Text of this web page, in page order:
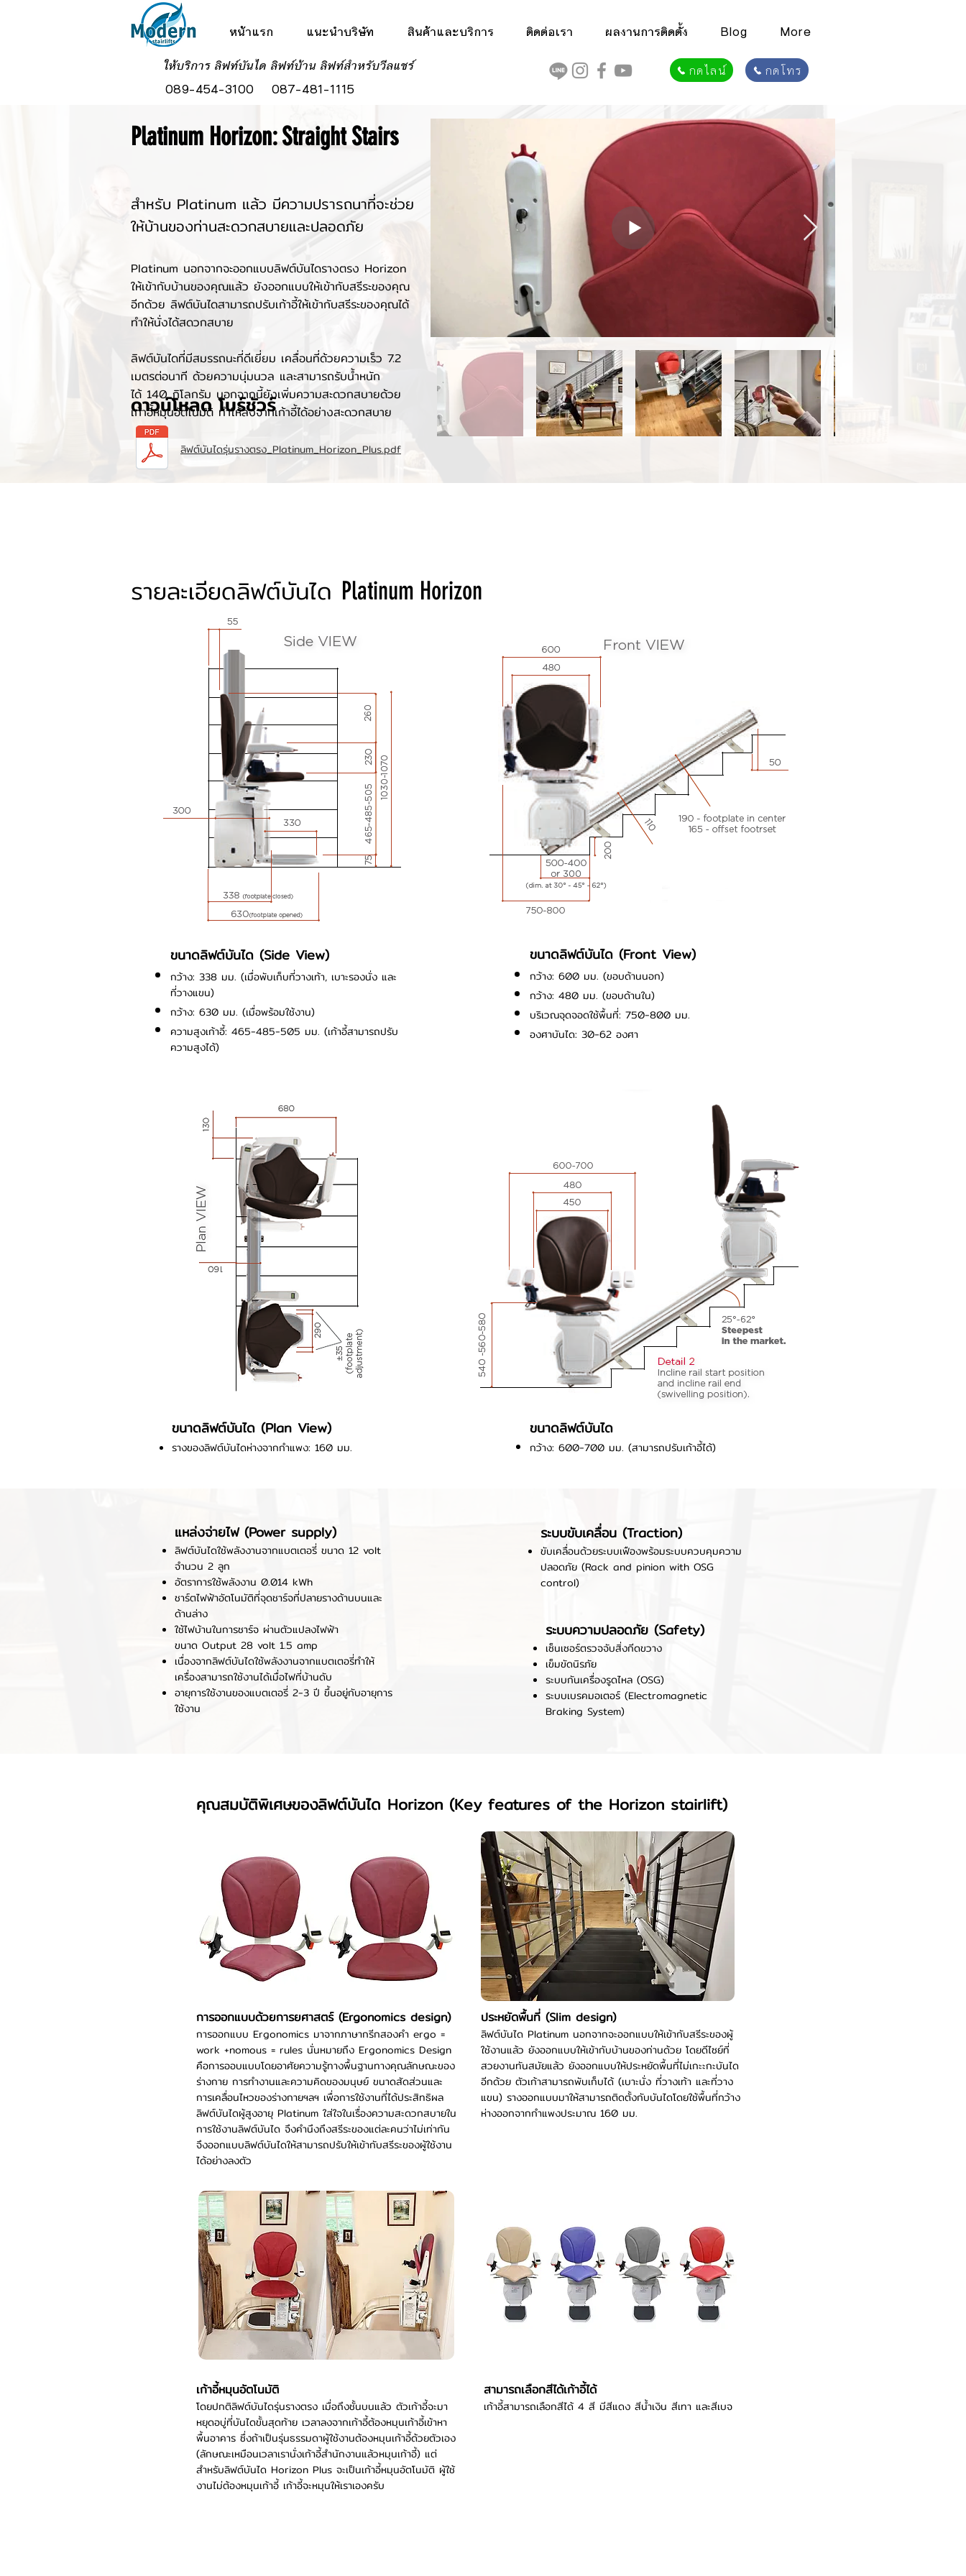
หน้าแรก แนะนำบริษัท สินค้าและบริการ ติดต่อเรา ผลงานการติดตั้ง Blog
More
ให้บริการ ลิฟท์บันได ลิฟท์บ้าน ลิฟท์สำหรับวีลแชร์
กดไลน์
กดโทร
087-481-1115
089-454-3100
ดาวน์โหลด โบร์ชัวร์
ลิฟต์บันไดรุ่นรางตรง_Platinum_Horizon_Plus.pdf
Platinum Horizon: Straight Stairs
สำหรับ Platinum แล้ว มีความปรารถนาที่จะช่วย
ให้บ้านของท่านสะดวกสบายและปลอดภัย
Platinum นอกจากจะออกแบบลิฟต์บันไดรางตรง Horizon
ให้เข้ากับบ้านของคุณแล้ว ยังออกแบบให้เข้ากับสรีระของคุณ
อีกด้วย ลิฟต์บันไดสามารถปรับเก้าอี้ให้เข้ากับสรีระของคุณได้
ทำให้นั่งได้สดวกสบาย
ลิฟต์บันไดที่มีสมรรถนะที่ดีเยี่ยม เคลื่อนที่ด้วยความเร็ว 7.2
เมตรต่อนาที ด้วยความนุ่มนวล และสามารถรับน้ำหนัก
ได้ 140 กิโลกรัม นอกจากนี้ยังเพิ่มความสะดวกสบายด้วย
เก้าอี้หมุนอัตโนมัติ ทำให้ลงจากเก้าอี้ได้อย่างสะดวกสบาย
รายละเอียดลิฟต์บันได Platinum Horizon
ขนาดลิฟต์บันได (Side View)
กว้าง: 338 มม. (เมื่อพับเก็บที่วางเท้า, เบาะรองนั่ง และ
ที่วางแขน)
กว้าง: 630 มม. (เมื่อพร้อมใช้งาน)
ความสูงเก้าอี้: 465-485-505 มม. (เก้าอี้สามารถปรับ
ความสูงได้)
ขนาดลิฟต์บันได (Plan View)
รางของลิฟต์บันไดห่างจากกำแพง: 160 มม.
ขนาดลิฟต์บันได (Front View)
กว้าง: 600 มม. (ขอบด้านนอก)
กว้าง: 480 มม. (ขอบด้านใน)
บริเวณจุดจอดใช้พื้นที่: 750-800 มม.
องศาบันได: 30-62 องศา
ขนาดลิฟต์บันได
กว้าง: 600-700 มม. (สามารถปรับเก้าอี้ได้)
แหล่งจ่ายไฟ (Power supply)
ลิฟต์บันไดใช้พลังงานจากแบตเตอรี่ ขนาด 12 volt
จำนวน 2 ลูก
อัตราการใช้พลังงาน 0.014 kWh
ชาร์ตไฟฟ้าอัตโนมัติที่จุดชาร์จที่ปลายรางด้านบนและ
ด้านล่าง
ใช้ไฟบ้านในการชาร์จ ผ่านตัวแปลงไฟฟ้า
ขนาด Output 28 volt 1.5 amp
เนื่องจากลิฟต์บันไดใช้พลังงานจากแบตเตอรี่ทำให้
เครื่องสามารถใช้งานได้เมื่อไฟที่บ้านดับ
อายุการใช้งานของแบตเตอรี่ 2-3 ปี ขึ้นอยู่กับอายุการ
ใช้งาน
ระบบขับเคลื่อน (Traction)
ขับเคลื่อนด้วยระบบเฟืองพร้อมระบบควบคุมความ
ปลอดภัย (Rack and pinion with OSG
control)
ระบบความปลอดภัย (Safety)
เซ็นเซอร์ตรวจจับสิ่งกีดขวาง
เข็มขัดนิรภัย
ระบบกันเครื่องรูดไหล (OSG)
ระบบเบรคมอเตอร์ (Electromagnetic
Braking System)
คุณสมบัติพิเศษของลิฟต์บันได Horizon (Key features of the Horizon stairlift)
การออกแบบด้วยการยศาสตร์ (Ergonomics design)
การออกแบบ Ergonomics มาจากภาษากรีกสองคำ ergo =
work +nomous = rules นั่นหมายถึง Ergonomics Design
คือการออบแบบโดยอาศัยความรู้ทางพื้นฐานทางคุณลักษณะของ
ร่างกาย การทำงานและความคิดของมนุษย์ ขนาดสัดส่วนและ
การเคลื่อนไหวของร่างกายฯลฯ เพื่อการใช้งานที่ได้ประสิทธิผล
ลิฟต์บันไดผู้สูงอายุ Platinum ใส่ใจในเรื่องความสะดวกสบายใน
การใช้งานลิฟต์บันได จึงคำนึงถึงสรีระของแต่ละคนว่าไม่เท่ากัน
จึงออกแบบลิฟต์บันไดให้สามารถปรับให้เข้ากับสรีระของผู้ใช้งาน
ได้อย่างลงตัว
ประหยัดพื้นที่ (Slim design)
ลิฟต์บันได Platinum นอกจากจะออกแบบให้เข้ากับสรีระของผู้
ใช้งานแล้ว ยังออกแบบให้เข้ากับบ้านของท่านด้วย โดยดีไซย์ที่
สวยงานทันสมัยแล้ว ยังออกแบบให้ประหยัดพื้นที่ไม่เกะะกะบันได
อีกด้วย ตัวเก้าสามารถพับเก็บได้ (เบาะนั่ง ที่วางเท้า และที่วาง
แขน) รางออกแบบมาให้สามารถติดตั้งกับบันไดโดยใช้พื้นที่กว้าง
ห่างออกจากกำแพงประมาณ 160 มม.
เก้าอี้หมุนอัตโนมัติ
โดยปกติลิฟต์บันไดรุ่นรางตรง เมื่อถึงชั้นบนแล้ว ตัวเก้าอี้จะมา
หยุดอบู่ที่บันไดขั้นสุดท้าย เวลาลงจากเก้าอี้ต้องหมุนเก้าอี้เข้าหา
พื้นอาคาร ซึ่งถ้าเป็นรุ่นธรรมดาผู้ใช้งานต้องหมุนเก้าอี้ด้วยตัวเอง
(ลักษณะเหมือนเวลาเรานั่งเก้าอี้สำนักงานแล้วหมุนเก้าอี้) แต่
สำหรับลิฟต์บันได Horizon Plus จะเป็นเก้าอี้หมุนอัตโนมัติ ผู้ใช้
งานไม่ต้องหมุนเก้าอี้ เก้าอี้จะหมุนให้เราเองครับ
สามารถเลือกสีได้เก้าอี้ได้
เก้าอี้สามารถเลือกสีได้ 4 สี มีสีแดง สีน้ำเงิน สีเทา และสีเบจ